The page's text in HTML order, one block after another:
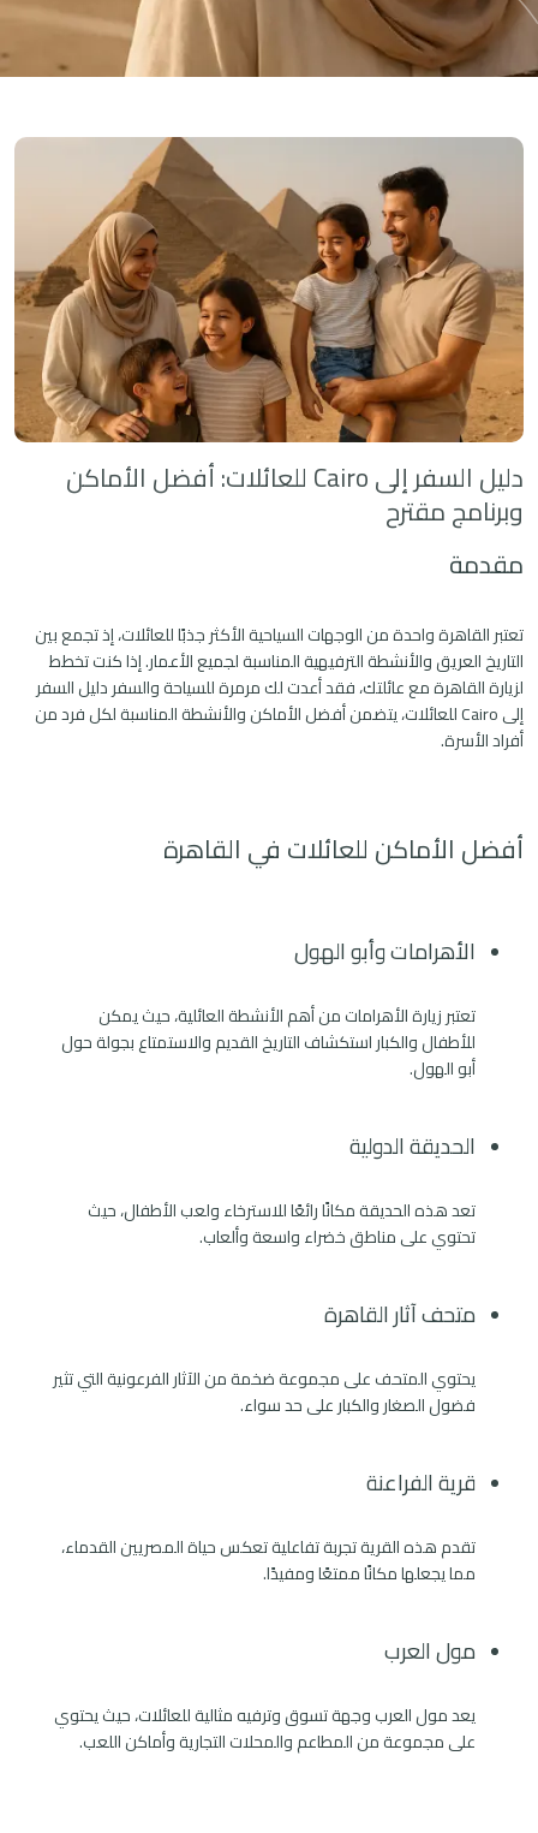
دليل السفر إلى Cairo للعائلات: أفضل الأماكن
وبرنامج مقترح
مقدمة
تعتبر القاهرة واحدة من الوجهات السياحية الأكثر جذبًا للعائلات، إذ تجمع بين
التاريخ العريق والأنشطة الترفيهية المناسبة لجميع الأعمار. إذا كنت تخطط
لزيارة القاهرة مع عائلتك، فقد أعدت لك مرمرة للسياحة والسفر دليل السفر
إلى Cairo للعائلات، يتضمن أفضل الأماكن والأنشطة المناسبة لكل فرد من
أفراد الأسرة.
أفضل الأماكن للعائلات في القاهرة
الأهرامات وأبو الهول
تعتبر زيارة الأهرامات من أهم الأنشطة العائلية، حيث يمكن
للأطفال والكبار استكشاف التاريخ القديم والاستمتاع بجولة حول
أبو الهول.
الحديقة الدولية
تعد هذه الحديقة مكانًا رائعًا للاسترخاء ولعب الأطفال، حيث
تحتوي على مناطق خضراء واسعة وألعاب.
متحف آثار القاهرة
يحتوي المتحف على مجموعة ضخمة من الآثار الفرعونية التي تثير
فضول الصغار والكبار على حد سواء.
قرية الفراعنة
تقدم هذه القرية تجربة تفاعلية تعكس حياة المصريين القدماء،
مما يجعلها مكانًا ممتعًا ومفيدًا.
مول العرب
يعد مول العرب وجهة تسوق وترفيه مثالية للعائلات، حيث يحتوي
على مجموعة من المطاعم والمحلات التجارية وأماكن اللعب.